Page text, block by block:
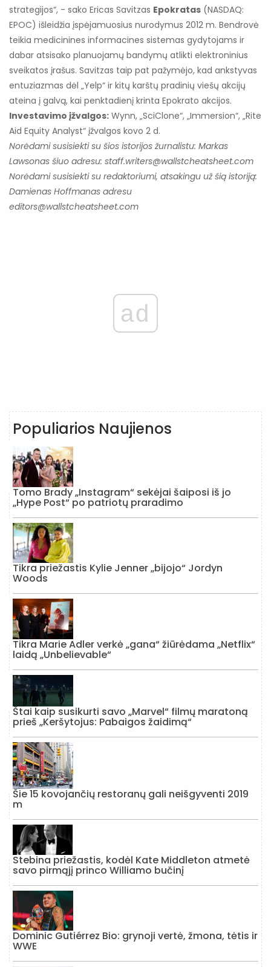
strategijos“, - sako Ericas Savitzas Epokratas (NASDAQ:
EPOC) išleidžia įspėjamuosius nurodymus 2012 m. Bendrovė
teikia medicinines informacines sistemas gydytojams ir
dabar atsisako planuojamų bandymų atlikti elektroninius
sveikatos įrašus. Savitzas taip pat pažymėjo, kad ankstyvas
entuziazmas dėl „Yelp“ ir kitų karštų pradinių viešų akcijų
ateina į galvą, kai penktadienį krinta Epokrato akcijos.
Investavimo įžvalgos: Wynn, „SciClone“, „Immersion“, „Rite
Aid Equity Analyst“ įžvalgos kovo 2 d.
Norėdami susisiekti su šios istorijos žurnalistu: Markas
Lawsonas šiuo adresu: staff.writers@wallstcheatsheet.com
Norėdami susisiekti su redaktoriumi, atsakingu už šią istoriją:
Damienas Hoffmanas adresu
editors@wallstcheatsheet.com
ad
Populiarios Naujienos
Tomo Brady „Instagram“ sekėjai šaiposi iš jo
„Hype Post“ po patriotų praradimo
Tikra priežastis Kylie Jenner „bijojo“ Jordyn
Woods
Tikra Marie Adler verkė „gana“ žiūrėdama „Netflix“
laidą „Unbelievable“
Štai kaip susikurti savo „Marvel“ filmų maratoną
prieš „Keršytojus: Pabaigos žaidimą“
Šie 15 kovojančių restoranų gali neišgyventi 2019
m
Stebina priežastis, kodėl Kate Middleton atmetė
savo pirmąjį princo Williamo bučinį
Dominic Gutiérrez Bio: grynoji vertė, žmona, tėtis ir
WWE